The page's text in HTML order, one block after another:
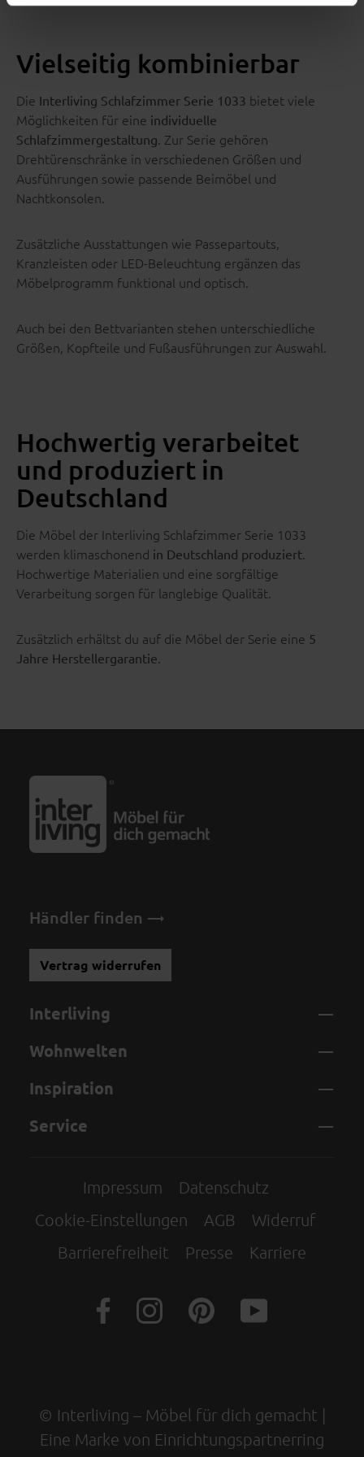
Vielseitig kombinierbar
Die Interliving Schlafzimmer Serie 1033 bietet viele
Möglichkeiten für eine individuelle
Schlafzimmergestaltung. Zur Serie gehören
Drehtürenschränke in verschiedenen Größen und
Ausführungen sowie passende Beimöbel und
Nachtkonsolen.
Zusätzliche Ausstattungen wie Passepartouts,
Kranzleisten oder LED-Beleuchtung ergänzen das
Möbelprogramm funktional und optisch.
Auch bei den Bettvarianten stehen unterschiedliche
Größen, Kopfteile und Fußausführungen zur Auswahl.
Hochwertig verarbeitet
und produziert in
Deutschland
Die Möbel der Interliving Schlafzimmer Serie 1033
werden klimaschonend in Deutschland produziert.
Hochwertige Materialien und eine sorgfältige
Verarbeitung sorgen für langlebige Qualität.
Zusätzlich erhältst du auf die Möbel der Serie eine 5
Jahre Herstellergarantie.
Händler finden
Vertrag widerrufen
Interliving
Wohnwelten
Inspiration
Service
Impressum
Datenschutz
Cookie-Einstellungen
AGB
Widerruf
Barrierefreiheit
Presse Karriere
© Interliving – Möbel für dich gemacht |
Eine Marke von Einrichtungspartnerring